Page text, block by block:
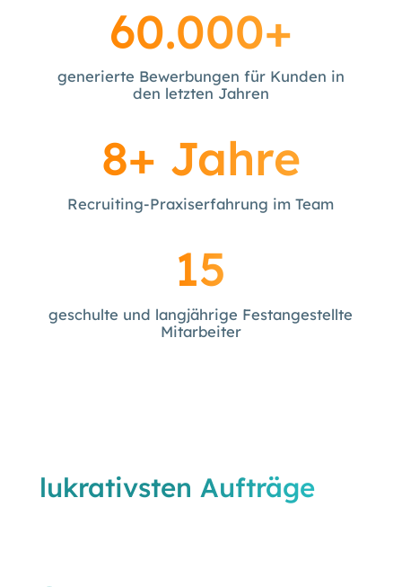
60.000+
generierte Bewerbungen für Kunden in
den letzten Jahren
8+ Jahre
Recruiting-Praxiserfahrung im Team
15
geschulte und langjährige Festangestellte
Mitarbeiter
lukrativsten Aufträge